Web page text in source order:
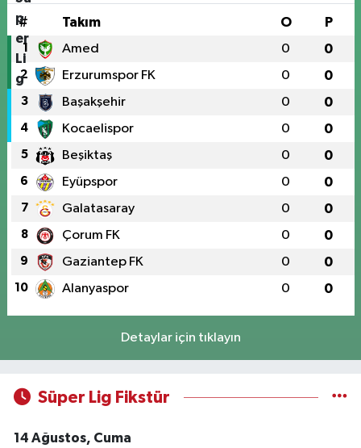
# Takım O P
1 Amed 0 0
2 Erzurumspor FK 0 0
3 Başakşehir 0 0
4 Kocaelispor 0 0
5 Beşiktaş 0 0
6 Eyüpspor 0 0
7 Galatasaray 0 0
8 Çorum FK 0 0
9 Gaziantep FK 0 0
10 Alanyaspor 0 0
Detaylar için tıklayın
Süper Lig Fikstür
14 Ağustos, Cuma